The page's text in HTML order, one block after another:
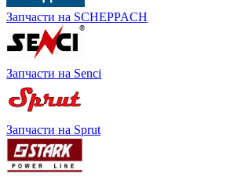
Запчасти на SCHEPPACH
Запчасти на Senci
Запчасти на Sprut